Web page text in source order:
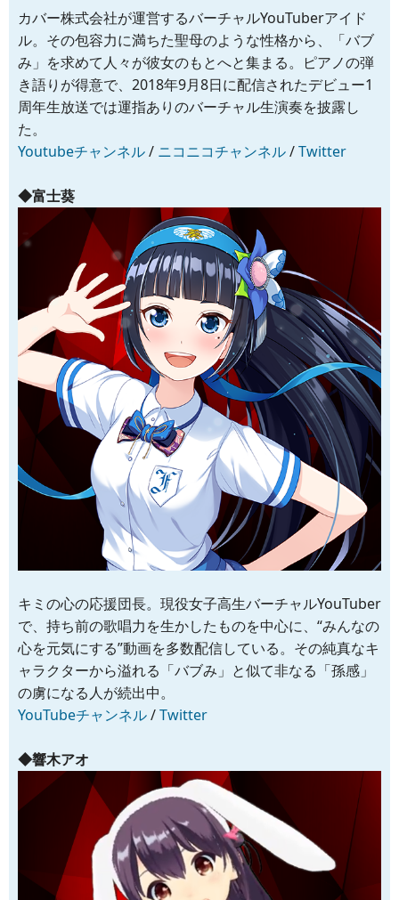
カバー株式会社が運営するバーチャルYouTuberアイド
ル。その包容力に満ちた聖母のような性格から、「バブ
み」を求めて人々が彼女のもとへと集まる。ピアノの弾
き語りが得意で、2018年9月8日に配信されたデビュー1
周年生放送では運指ありのバーチャル生演奏を披露し
た。
Youtubeチャンネル/ ニコニコチャンネル/Twitter
◆富士葵
キミの心の応援団長。現役女子高生バーチャルYouTuber
で、持ち前の歌唱力を生かしたものを中心に、“みんなの
心を元気にする”動画を多数配信している。その純真なキ
ャラクターから溢れる「バブみ」と似て非なる「孫感」
の虜になる人が続出中。
YouTubeチャンネル/Twitter
◆響木アオ